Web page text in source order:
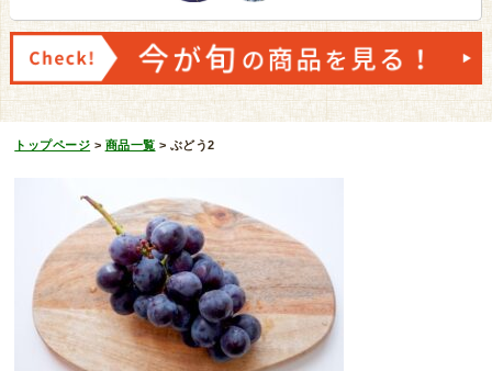
トップページ > 商品一覧 > ぶどう2